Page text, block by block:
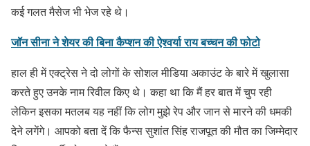
कई गलत मैसेज भी भेज रहे थे।
जॉन सीना ने शेयर की बिना कैप्शन की ऐश्वर्या राय बच्चन की फोटो
हाल ही में एक्ट्रेस ने दो लोगों के सोशल मीडिया अकाउंट के बारे में खुलासा
करते हुए उनके नाम रिवील किए थे। कहा था कि मैं हर बात में चुप रही
लेकिन इसका मतलब यह नहीं कि लोग मुझे रेप और जान से मारने की धमकी
देने लगेंगे। आपको बता दें कि फैन्स सुशांत सिंह राजपूत की मौत का जिम्मेदार